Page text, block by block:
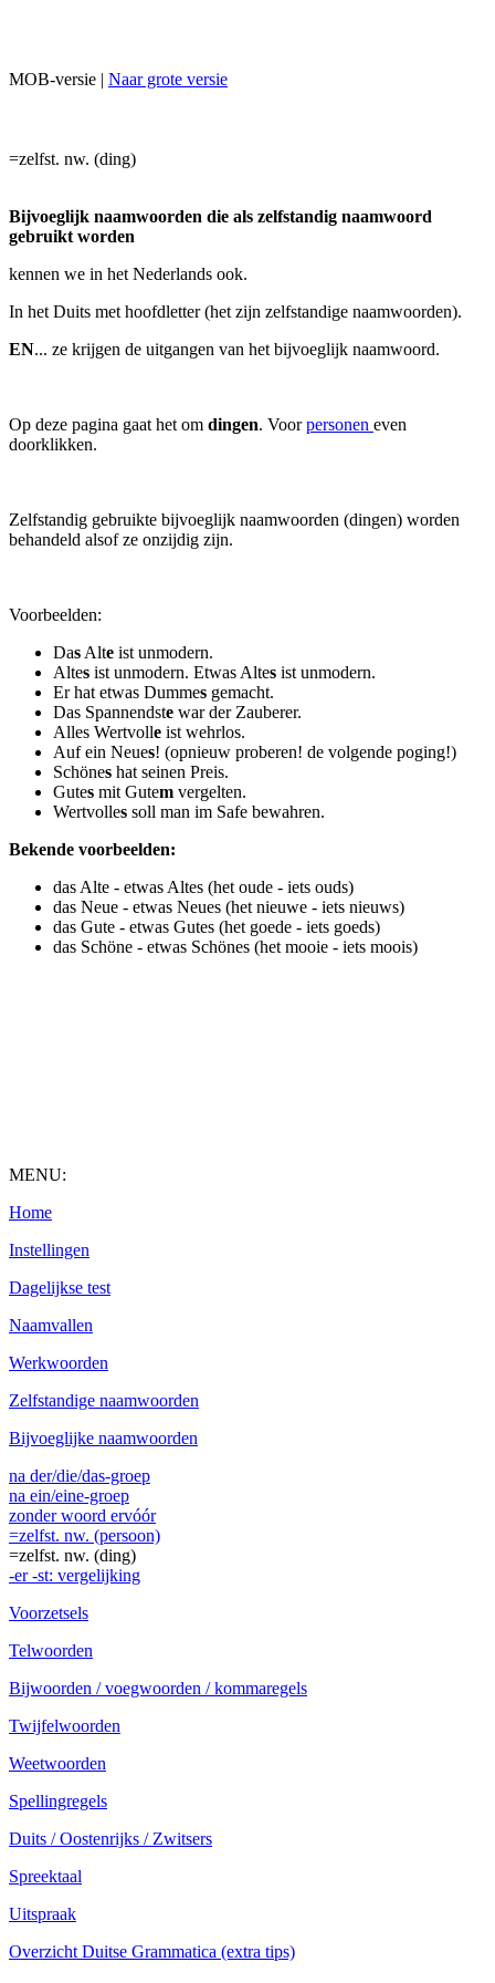
MOB-versie | Naar grote versie
=zelfst. nw. (ding)
Bijvoeglijk naamwoorden die als zelfstandig naamwoord
gebruikt worden
kennen we in het Nederlands ook.
In het Duits met hoofdletter (het zijn zelfstandige naamwoorden).
EN... ze krijgen de uitgangen van het bijvoeglijk naamwoord.
Op deze pagina gaat het om dingen. Voorpersonen even
doorklikken.
Zelfstandig gebruikte bijvoeglijk naamwoorden (dingen) worden
behandeld alsof ze onzijdig zijn.
Voorbeelden:
Das Alte ist unmodern.
Altes ist unmodern. Etwas Altes ist unmodern.
Er hat etwas Dummes gemacht.
Das Spannendste war der Zauberer.
Alles Wertvolle ist wehrlos.
Auf ein Neues! (opnieuw proberen! de volgende poging!)
Schönes hat seinen Preis.
Gutes mit Gutem vergelten.
Wertvolles soll man im Safe bewahren.
Bekende voorbeelden:
das Alte - etwas Altes (het oude - iets ouds)
das Neue - etwas Neues (het nieuwe - iets nieuws)
das Gute - etwas Gutes (het goede - iets goeds)
das Schöne - etwas Schönes (het mooie - iets moois)
MENU:
Home
Instellingen
Dagelijkse test
Naamvallen
Werkwoorden
Zelfstandige naamwoorden
Bijvoeglijke naamwoorden
na der/die/das-groep
na ein/eine-groep
zonder woord ervóór
=zelfst. nw. (persoon)
=zelfst. nw. (ding)
-er -st: vergelijking
Voorzetsels
Telwoorden
Bijwoorden / voegwoorden / kommaregels
Twijfelwoorden
Weetwoorden
Spellingregels
Duits / Oostenrijks / Zwitsers
Spreektaal
Uitspraak
Overzicht Duitse Grammatica (extra tips)